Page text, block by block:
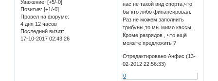
Уважение: [+5/-0]
Позитив: [+1/-0]
Провел на форуме:
4 дня 12 часов
Последний визит:
17-10-2017 02:43:26
нас не такой вид спорта,что
бы кто либо финансировал.
Раз не можем заполнить
трибуны,то мы мимо кассы.
Кроме разрядов , что ещё
можете предложить ?
Отредактировано Анфис (13-
02-2012 22:56:33)
0